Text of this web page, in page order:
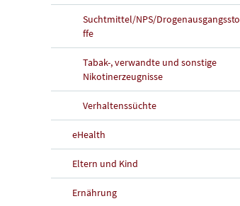
Suchtmittel/NPS/Drogenausgangssto
ffe
Tabak-, verwandte und sonstige
Nikotinerzeugnisse
Verhaltenssüchte
eHealth
Eltern und Kind
Ernährung